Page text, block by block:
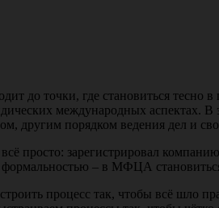
до точки, где становиться
международных
другим порядком ведения дел и
всё просто: зарегистрировал
– в МФЦА
процесс так, чтобы всё шло